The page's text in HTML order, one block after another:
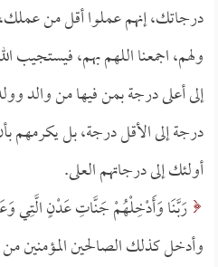
درجاتك، إنهم عملوا أقل من
ولهم، اجمعنا اللهم بهم، فيستجيب
إلى أعلى درجة بمن فيها من والد
درجة إلى الأقل درجة، بل يكرمهم
أولئك إلى درجاتهم العلى.
رَبَّنَا وَأَدْخِلْهُمْ جَنَّاتِ عَدْنٍ الَّتِي
وأدخل كذلك الصالحين المؤمنين من